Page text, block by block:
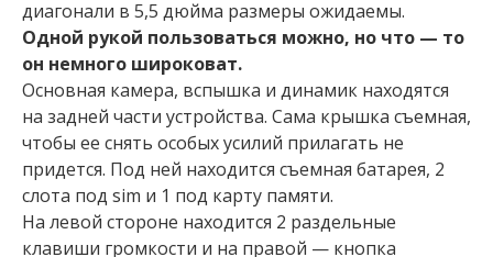
диагонали в 5,5 дюйма размеры ожидаемы.
Одной рукой пользоваться можно, но что — то
он немного широковат.
Основная камера, вспышка и динамик находятся
на задней части устройства. Сама крышка съемная,
чтобы ее снять особых усилий прилагать не
придется. Под ней находится съемная батарея, 2
слота под sim и 1 под карту памяти.
На левой стороне находится 2 раздельные
клавиши громкости и на правой — кнопка